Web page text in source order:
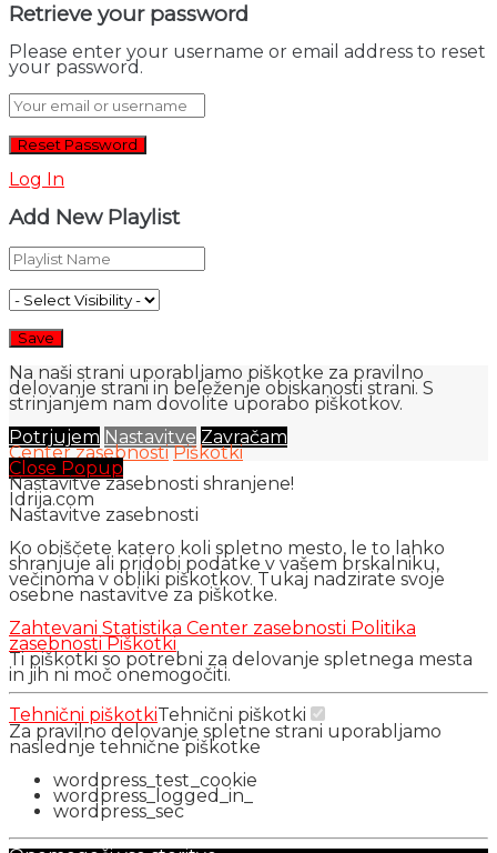
Retrieve your password
Please enter your username or email address to reset
your password.
Log In
Add New Playlist
Na naši strani uporabljamo piškotke za pravilno
delovanje strani in beleženje obiskanosti strani. S
strinjanjem nam dovolite uporabo piškotkov.
Potrjujem Nastavitve Zavračam
Center zasebnosti Piškotki
Close Popup
Nastavitve zasebnosti shranjene!
Idrija.com
Nastavitve zasebnosti
Ko obiščete katero koli spletno mesto, le to lahko
shranjuje ali pridobi podatke v vašem brskalniku,
večinoma v obliki piškotkov. Tukaj nadzirate svoje
osebne nastavitve za piškotke.
Zahtevani Statistika Center zasebnosti Politika
zasebnosti Piškotki
Ti piškotki so potrebni za delovanje spletnega mesta
in jih ni moč onemogočiti.
Tehnični piškotkiTehnični piškotki
Za pravilno delovanje spletne strani uporabljamo
naslednje tehnične piškotke
wordpress_test_cookie
wordpress_logged_in_
wordpress_sec